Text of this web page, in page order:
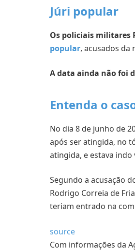
Júri popular
Os policiais militares
popular, acusados da
A data ainda não foi
Entenda o
No dia 8 de junho de
após ser atingida, no
atingida, e estava
Segundo a acusação
Rodrigo Correia de
teriam entrado na
source
Com informações da